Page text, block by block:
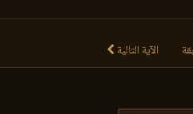
الآية التالية